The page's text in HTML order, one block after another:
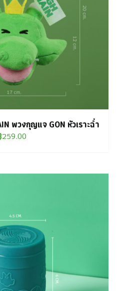
พวงกุญแจ GON หัวเราะฉ่ำ
259.00